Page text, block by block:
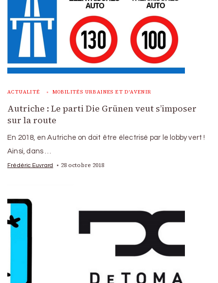
ACTUALITÉ MOBILITÉS URBAINES ET D'AVENIR
Autriche : Le parti Die Grünen veut s’imposer
sur la route
En 2018, en Autriche on doit être électrisé par le lobby vert !
Ainsi, dans …
Frédéric Euvrard 28 octobre 2018